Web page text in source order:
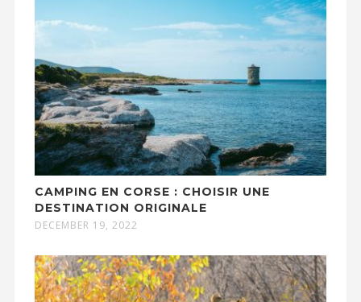
CAMPING EN CORSE : CHOISIR UNE
DESTINATION ORIGINALE
DECEMBER 19, 2022